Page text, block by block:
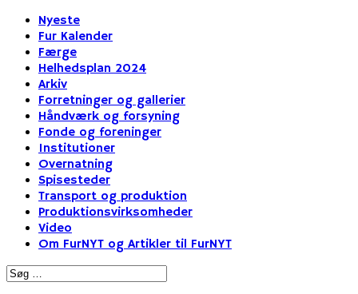
Nyeste
Fur Kalender
Færge
Helhedsplan 2024
Arkiv
Forretninger og gallerier
Håndværk og forsyning
Fonde og foreninger
Institutioner
Overnatning
Spisesteder
Transport og produktion
Produktionsvirksomheder
Video
Om FurNYT og Artikler til FurNYT